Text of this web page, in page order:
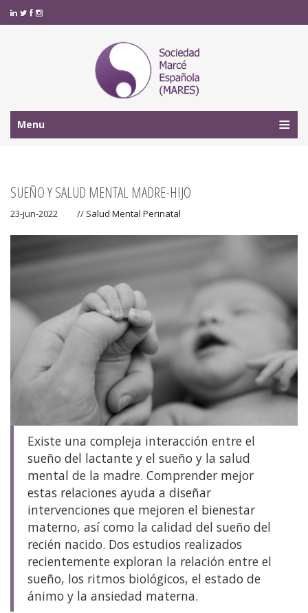
Menu
SUEÑO Y SALUD MENTAL MADRE-HIJO
23-jun-2022 // Salud Mental Perinatal
Existe una compleja interacción entre el
sueño del lactante y el sueño y la salud
mental de la madre. Comprender mejor
estas relaciones ayuda a diseñar
intervenciones que mejoren el bienestar
materno, así como la calidad del sueño del
recién nacido. Dos estudios realizados
recientemente exploran la relación entre el
sueño, los ritmos biológicos, el estado de
ánimo y la ansiedad materna.